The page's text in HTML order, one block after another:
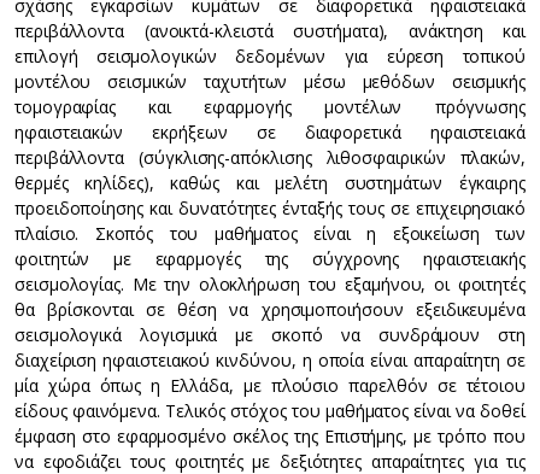
σχάσης εγκαρσίων κυμάτων σε διαφορετικά ηφαιστειακά
περιβάλλοντα (ανοικτά-κλειστά συστήματα), ανάκτηση και
επιλογή σεισμολογικών δεδομένων για εύρεση τοπικού
μοντέλου σεισμικών ταχυτήτων μέσω μεθόδων σεισμικής
τομογραφίας και εφαρμογής μοντέλων πρόγνωσης
ηφαιστειακών εκρήξεων σε διαφορετικά ηφαιστειακά
περιβάλλοντα (σύγκλισης-απόκλισης λιθοσφαιρικών πλακών,
θερμές κηλίδες), καθώς και μελέτη συστημάτων έγκαιρης
προειδοποίησης και δυνατότητες ένταξής τους σε επιχειρησιακό
πλαίσιο. Σκοπός του μαθήματος είναι η εξοικείωση των
φοιτητών με εφαρμογές της σύγχρονης ηφαιστειακής
σεισμολογίας. Με την ολοκλήρωση του εξαμήνου, οι φοιτητές
θα βρίσκονται σε θέση να χρησιμοποιήσουν εξειδικευμένα
σεισμολογικά λογισμικά με σκοπό να συνδράμουν στη
διαχείριση ηφαιστειακού κινδύνου, η οποία είναι απαραίτητη σε
μία χώρα όπως η Ελλάδα, με πλούσιο παρελθόν σε τέτοιου
είδους φαινόμενα. Τελικός στόχος του μαθήματος είναι να δοθεί
έμφαση στο εφαρμοσμένο σκέλος της Επιστήμης, με τρόπο που
να εφοδιάζει τους φοιτητές με δεξιότητες απαραίτητες για τις